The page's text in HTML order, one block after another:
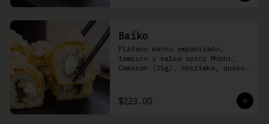
Baiko
Plátano macho empanizado,
tampico y salsa spicy Moshi,
Camarón (25g), shiitake, queso
$223.00